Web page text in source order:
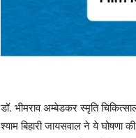
डॉ. भीमराव अम्बेडकर स्मृति
श्याम बिहारी जायसवाल ने ये